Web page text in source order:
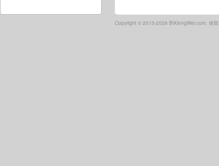
Copyright © 2013-2026 BiXiongWei.com, 保